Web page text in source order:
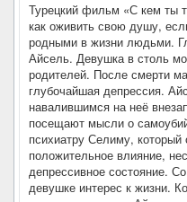
Турецкий фильм «С кем ты
как оживить свою душу,
родными в жизни людьми.
Айсель. Девушка в столь
родителей. После смерти
глубочайшая депрессия.
навалившимся на неё
посещают мысли о
психиатру Селиму,
положительное влияние,
депрессивное состояние.
девушке интерес к жизни.